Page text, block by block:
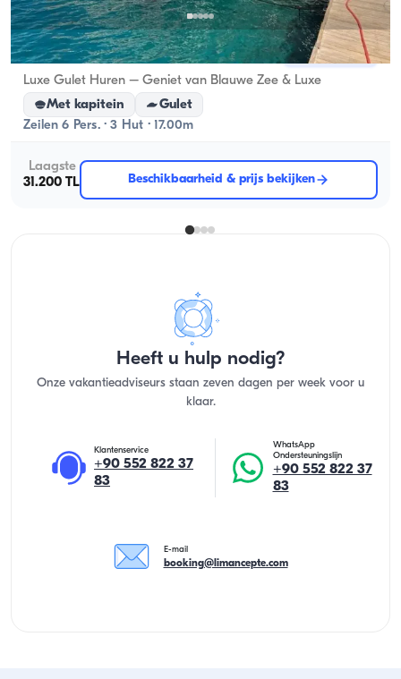
Gocek, Muğla Nieuwe boot
Luxe Gulet Huren – Geniet van Blauwe Zee & Luxe
Met kapitein
Gulet
Zeilen 6 Pers. · 3 Hut · 17.00m
Laagste
31.200 TL
Beschikbaarheid & prijs bekijken
Heeft u hulp nodig?
Onze vakantieadviseurs staan zeven dagen per week voor u
klaar.
Klantenservice
+90 552 822 37
83
WhatsApp
Ondersteuningslijn
+90 552 822 37
83
E-mail
booking@limancepte.com